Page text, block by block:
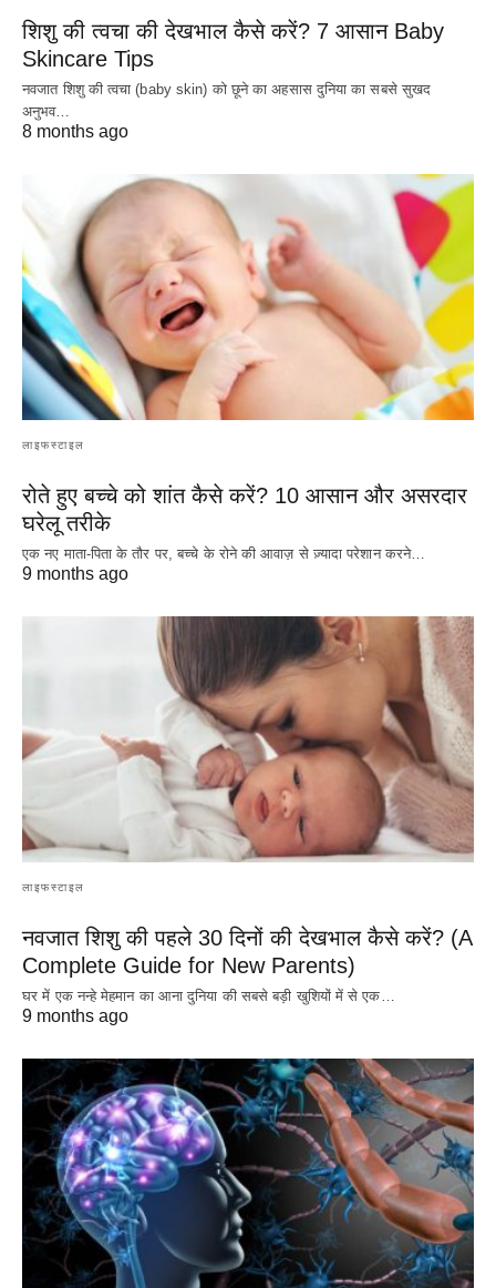
शिशु की त्वचा की देखभाल कैसे करें? 7 आसान Baby
Skincare Tips
नवजात शिशु की त्वचा (baby skin) को छूने का अहसास दुनिया का सबसे सुखद
अनुभव…
8 months ago
लाइफस्टाइल
रोते हुए बच्चे को शांत कैसे करें? 10 आसान और असरदार
घरेलू तरीके
एक नए माता-पिता के तौर पर, बच्चे के रोने की आवाज़ से ज़्यादा परेशान करने…
9 months ago
लाइफस्टाइल
नवजात शिशु की पहले 30 दिनों की देखभाल कैसे करें? (A
Complete Guide for New Parents)
घर में एक नन्हे मेहमान का आना दुनिया की सबसे बड़ी खुशियों में से एक…
9 months ago